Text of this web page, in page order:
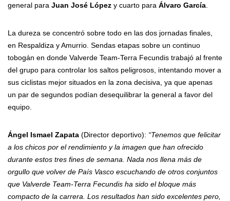
general para Juan José López y cuarto para Álvaro García
La dureza se concentró sobre todo en las dos jornadas finales,
en Respaldiza y Amurrio. Sendas etapas sobre un continuo
tobogán en donde Valverde Team-Terra Fecundis trabajó al frente
del grupo para controlar los saltos peligrosos, intentando mover a
sus ciclistas mejor situados en la zona decisiva, ya que apenas
un par de segundos podían desequilibrar la general a favor del
equipo.
Ángel Ismael Zapata (Director deportivo): “Tenemos que felicitar
a los chicos por el rendimiento y la imagen que han ofrecido
durante estos tres fines de semana. Nada nos llena más de
orgullo que volver de País Vasco escuchando de otros conjuntos
que Valverde Team-Terra Fecundis ha sido el bloque más
compacto de la carrera. Los resultados han sido excelentes pero,